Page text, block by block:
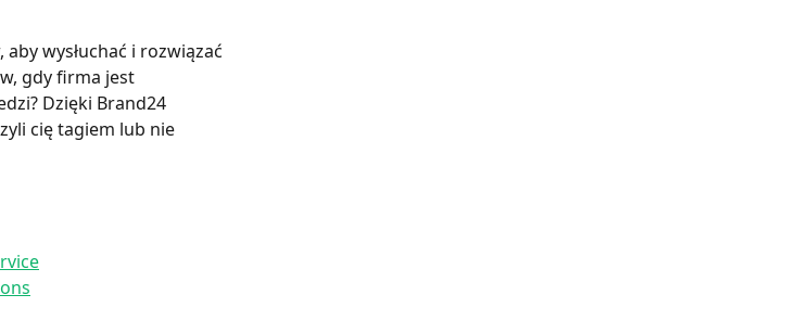
wysłuchać i rozwiązać
gdy firma jest
Dzięki Brand24
cię tagiem lub nie